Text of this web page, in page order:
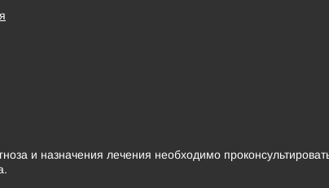
и назначения лечения необходимо